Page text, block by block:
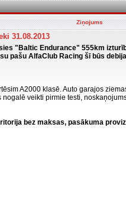
Ziņojums
31.08.2013
"Baltic Endurance" 555km
pašu AlfaClub Racing šī būs
A2000 klasē. Auto garajos
veikti pirmie testi,
bez maksas, pasākuma